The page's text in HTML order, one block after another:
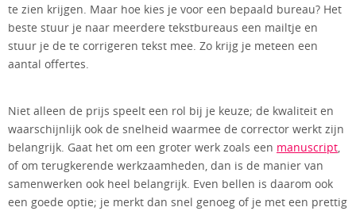
te zien krijgen. Maar hoe kies je voor een bepaald bureau? Het
beste stuur je naar meerdere tekstbureaus een mailtje en
stuur je de te corrigeren tekst mee. Zo krijg je meteen een
aantal offertes.
Niet alleen de prijs speelt een rol bij je keuze; de kwaliteit en
waarschijnlijk ook de snelheid waarmee de corrector werkt zijn
belangrijk. Gaat het om een groter werk zoals een manuscript,
of om terugkerende werkzaamheden, dan is de manier van
samenwerken ook heel belangrijk. Even bellen is daarom ook
een goede optie; je merkt dan snel genoeg of je met een prettig